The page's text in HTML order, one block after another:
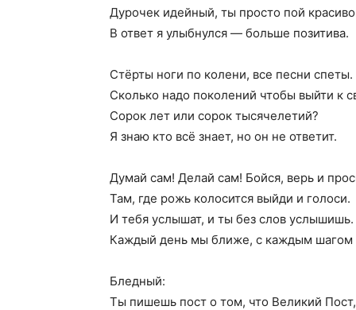
Дурочек идейный, ты просто пой
В ответ я улыбнулся — больше позитива.
Стёрты ноги по колени, все песни спеты.
Сколько надо поколений чтобы выйти к
Сорок лет или сорок тысячелетий?
Я знаю кто всё знает, но он не ответит.
Думай сам! Делай сам! Бойся, верь и
Там, где рожь колосится выйди и голоси.
И тебя услышат, и ты без слов услышишь.
Каждый день мы ближе, с каждым шагом
Бледный:
Ты пишешь пост о том, что Великий Пост,